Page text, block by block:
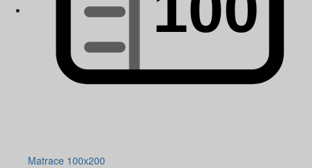
Matrace 100x200